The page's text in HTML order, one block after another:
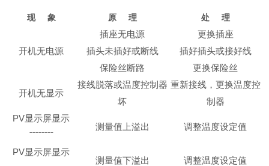
现 象 原 理 处 理
开机无电源
插座无电源
更换插座
插头未插好或断线
插好插头或接好线
保险丝断路
更换保险丝
开机无显示
接线脱落或温度控制器
坏
重新接线， 更换温度控
制器
PV显示屏显示
ˉˉˉˉˉˉˉˉ
测量值上溢出 调整温度设定值
PV显示屏显示
测量值下溢出 调整温度设定值